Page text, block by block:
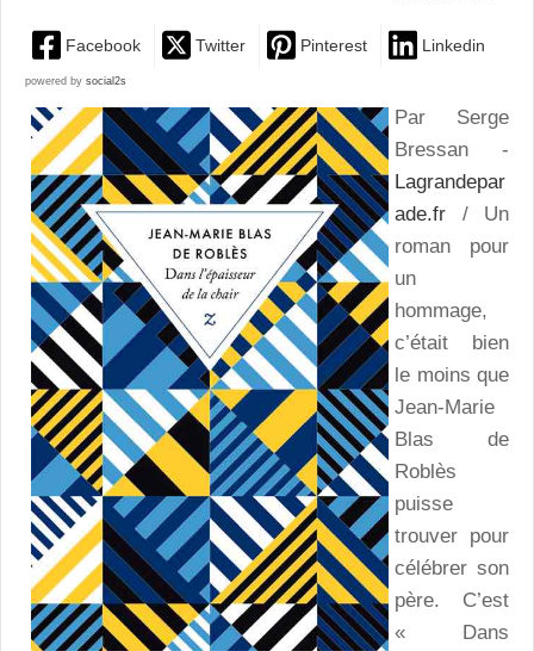
Facebook Twitter Pinterest Linkedin
powered by social2s
Par Serge
Bressan -
Lagrandepar
ade.fr / Un
roman pour
un
hommage,
c’était bien
le moins que
Jean-Marie
Blas de
Roblès
puisse
trouver pour
célébrer son
père. C’est
« Dans